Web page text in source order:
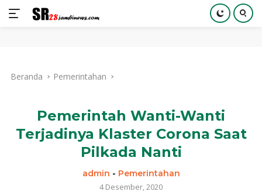
kontenBeranda Pemerintahan
Pemerintah Wanti-Wanti
Terjadinya Klaster Corona Saat
Pilkada Nanti
admin - Pemerintahan
4 Desember, 2020